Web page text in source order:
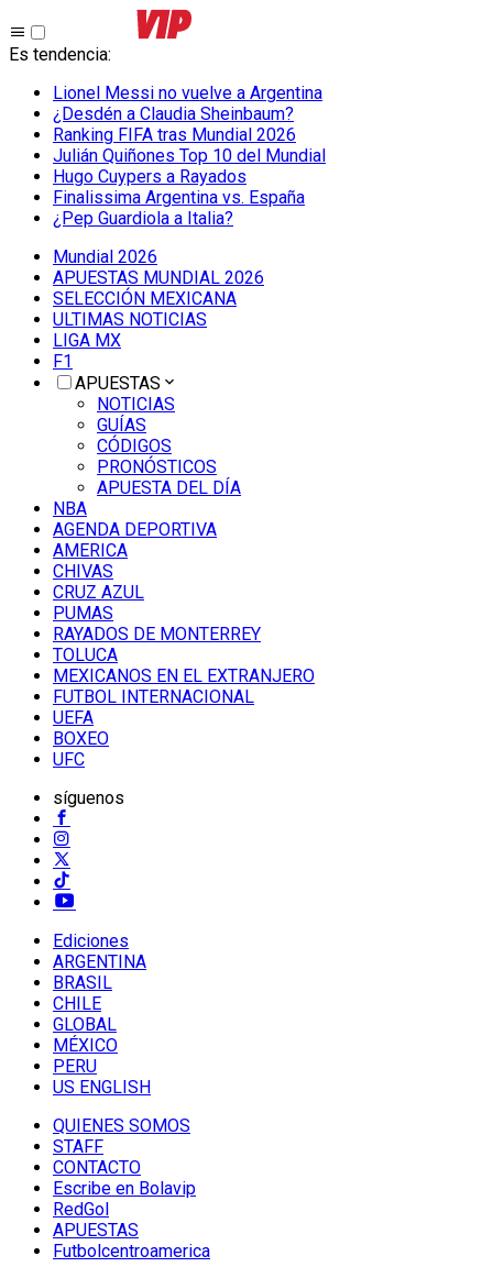
Es tendencia:
Lionel Messi no vuelve a Argentina
¿Desdén a Claudia Sheinbaum?
Ranking FIFA tras Mundial 2026
Julián Quiñones Top 10 del Mundial
Hugo Cuypers a Rayados
Finalissima Argentina vs. España
¿Pep Guardiola a Italia?
Mundial 2026
APUESTAS MUNDIAL 2026
SELECCIÓN MEXICANA
ULTIMAS NOTICIAS
LIGA MX
F1
APUESTAS
NOTICIAS
GUÍAS
CÓDIGOS
PRONÓSTICOS
APUESTA DEL DÍA
NBA
AGENDA DEPORTIVA
AMERICA
CHIVAS
CRUZ AZUL
PUMAS
RAYADOS DE MONTERREY
TOLUCA
MEXICANOS EN EL EXTRANJERO
FUTBOL INTERNACIONAL
UEFA
BOXEO
UFC
síguenos
Ediciones
ARGENTINA
BRASIL
CHILE
GLOBAL
MÉXICO
PERU
US ENGLISH
QUIENES SOMOS
STAFF
CONTACTO
Escribe en Bolavip
RedGol
APUESTAS
Futbolcentroamerica